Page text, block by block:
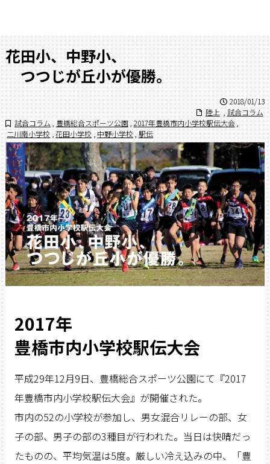
花田小、中野小、
つつじが丘小が優勝。
2018/01/13
陸上
試合コラム
試合コラム , 豊橋総合スポーツ公園 2017年豊橋市内小学校駅伝大会 ,
二川南小学校 花田小学校 中野小学校 駅伝
2017年
豊橋市内小学校駅伝大会
平成29年12月9日、豊橋総合スポーツ公園にて『2017
年豊橋市内小学校駅伝大会』が開催された。
市内の52の小学校が参加し、男女混合リレーの部、女
子の部、男子の部の3種目が行われた。当日は快晴だっ
たものの、平均気温は5度。厳しい冷え込みの中、「豊